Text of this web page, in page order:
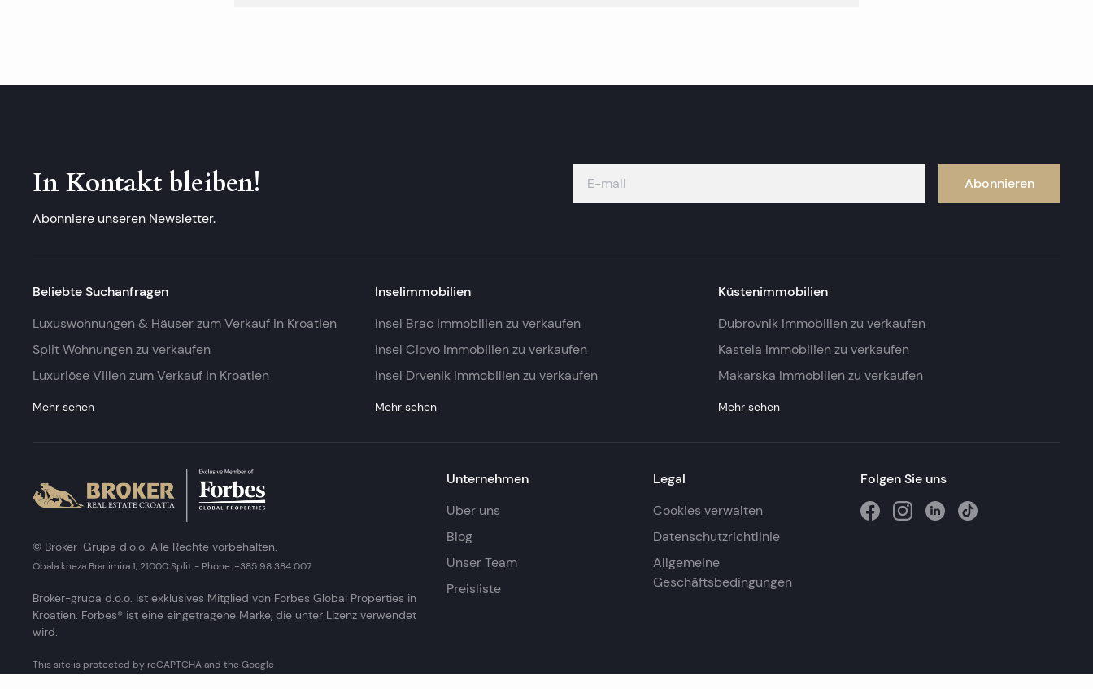
In Kontakt bleiben!
Abonniere unseren Newsletter.
Abonnieren
Beliebte Suchanfragen
Luxuswohnungen & Häuser zum Verkauf in Kroatien
Split Wohnungen zu verkaufen
Luxuriöse Villen zum Verkauf in Kroatien
Mehr sehen
Inselimmobilien
Insel Brac Immobilien zu verkaufen
Insel Ciovo Immobilien zu verkaufen
Insel Drvenik Immobilien zu verkaufen
Mehr sehen
Küstenimmobilien
Dubrovnik Immobilien zu verkaufen
Kastela Immobilien zu verkaufen
Makarska Immobilien zu verkaufen
Mehr sehen
Unternehmen
Über uns
Blog
Unser Team
Preisliste
Legal
Cookies verwalten
Datenschutzrichtlinie
Allgemeine
Geschäftsbedingungen
Folgen Sie uns
© Broker-Grupa d.o.o. Alle Rechte vorbehalten.
Obala kneza Branimira 1, 21000 Split - Phone: +385 98 384 007
Broker-grupa d.o.o. ist exklusives Mitglied von Forbes Global Properties in
Kroatien. Forbes® ist eine eingetragene Marke, die unter Lizenz verwendet
wird.
This site is protected by reCAPTCHA and the Google